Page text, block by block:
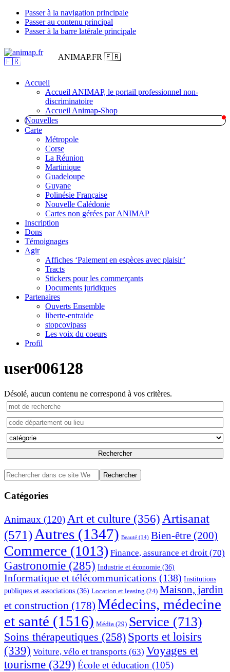
Passer à la navigation principale
Passer au contenu principal
Passer à la barre latérale principale
ANIMAP.FR 🇫🇷
Accueil
Accueil ANIMAP, le portail professionnel non-
discriminatoire
Accueil Animap-Shop
Nouvelles
Carte
Métropole
Corse
La Réunion
Martinique
Guadeloupe
Guyane
Polinésie Française
Nouvelle Calédonie
Cartes non gérées par ANIMAP
Inscription
Dons
Témoignages
Agir
Affiches ‘Paiement en espèces avec plaisir’
Tracts
Stickers pour les commerçants
Documents juridiques
Partenaires
Ouverts Ensemble
liberte-entraide
stopcovipass
Les voix du coeurs
Profil
user006128
Désolé, aucun contenu ne correspond à vos critères.
Barre
latérale
principale
Rechercher
dans
ce
site
Catégories
Animaux (120)Art et culture (356) Artisanat
(571) Autres (1347) Beauté (14) Bien-être (200)
Commerce (1013) Finance, assurance et droit (70)
Gastronomie (285) Industrie et économie (36)
Informatique et télécommunications (138) Institutions
publiques et associations (36) Location et leasing (24) Maison, jardin
et construction (178) Médecins, médecine
et santé (1516) Média (29) Service (713)
Soins thérapeutiques (258) Sports et loisirs
(339) Voiture, vélo et transports (63) Voyages et
tourisme (329) École et éducation (105)